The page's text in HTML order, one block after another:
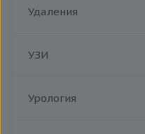
Удаления
УЗИ
Урология